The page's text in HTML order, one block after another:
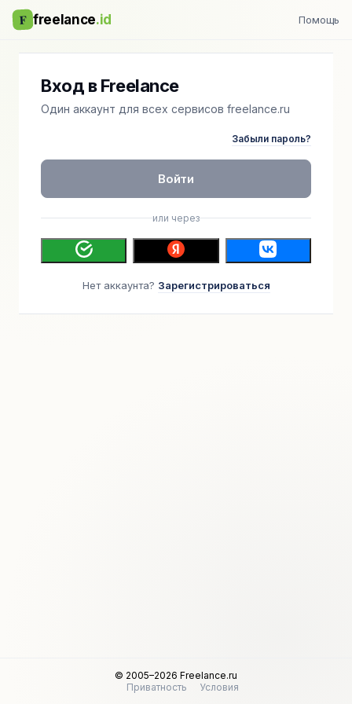
F freelance.id Помощь
Вход в Freelance
Один аккаунт для всех сервисов freelance.ru
Забыли пароль?
Войти
или через
Нет аккаунта? Зарегистрироваться
© 2005–2026 Freelance.ru
Приватность
Условия